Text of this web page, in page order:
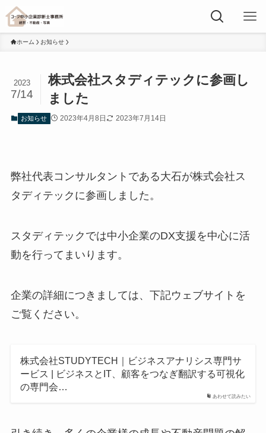
ホーム お知らせ
株式会社スタディテックに参画し
ました
2023
7/14
お知らせ 2023年4月8日 2023年7月14日
弊社代表コンサルタントである大石が株式会社ス
タディテックに参画しました。
スタディテックでは中小企業のDX支援を中心に活
動を行ってまいります。
企業の詳細につきましては、下記ウェブサイトを
ご覧ください。
あわせて読みたい
株式会社STUDYTECH｜ビジネスアナリシス専門サ
ービス | ビジネスとIT、顧客をつなぎ翻訳する可視化
の専門会…